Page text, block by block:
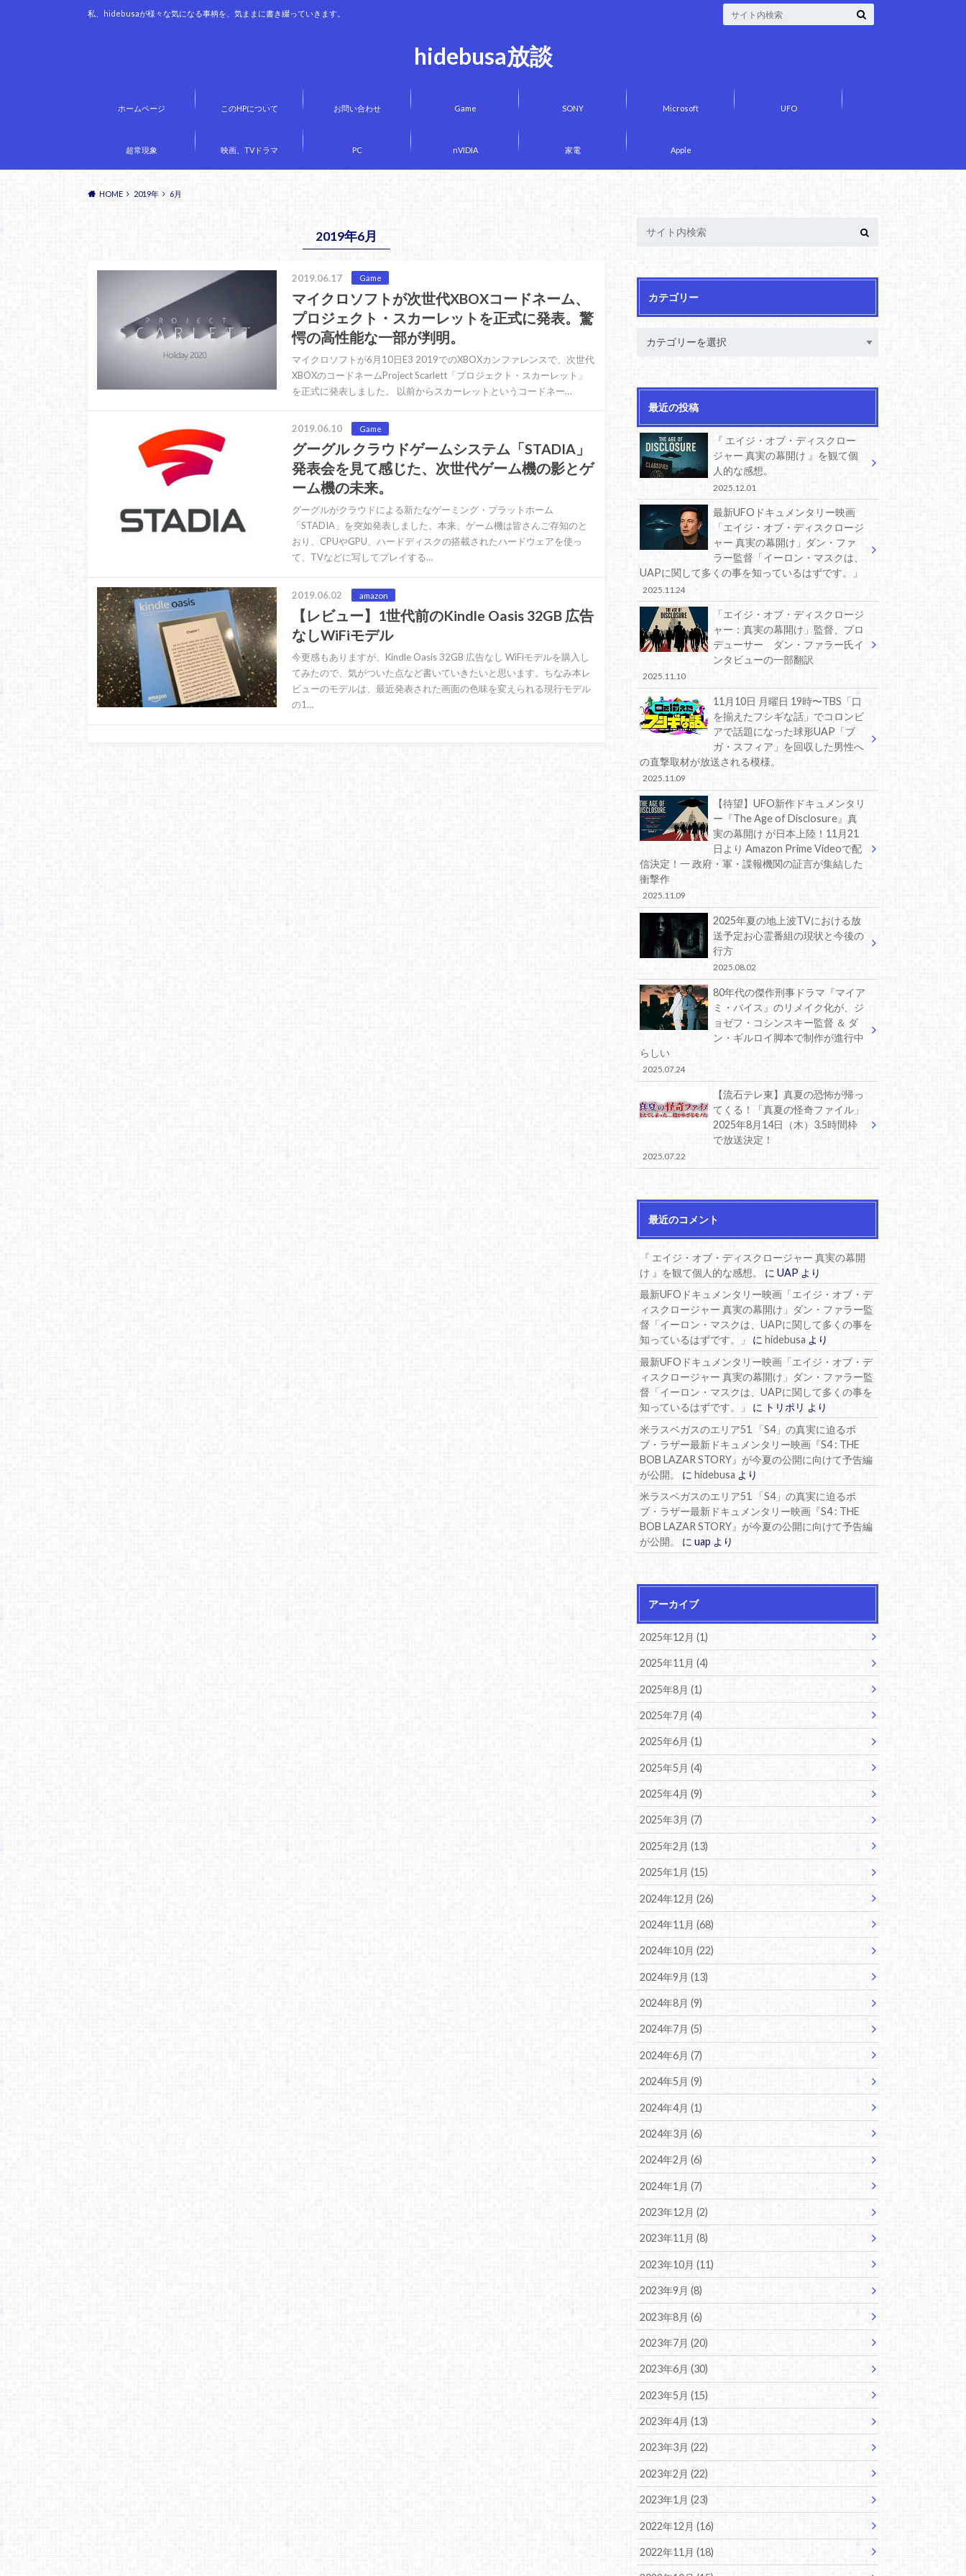
hidebusa放談
私、hidebusaが様々な気になる事柄を、気ままに書き綴っていきます。
ホームページ このHPについて お問い合わせ Game SONY Microsoft UFO
超常現象 映画、TVドラマ PC nVIDIA 家電 Apple
HOME 2019年 6月
2019年6月
2019.06.17 Game
マイクロソフトが次世代XBOXコードネーム、
プロジェクト・スカーレットを正式に発表。驚
愕の高性能な一部が判明。
マイクロソフトが6月10日E3 2019でのXBOXカンファレンスで、次世代
XBOXのコードネームProject Scarlett「プロジェクト・スカーレット」
を正式に発表しました。 以前からスカーレットというコードネー…
2019.06.10 Game
グーグル クラウドゲームシステム「STADIA」
発表会を見て感じた、次世代ゲーム機の影とゲ
ーム機の未来。
グーグルがクラウドによる新たなゲーミング・プラットホーム
「STADIA」を突如発表しました。本来、ゲーム機は皆さんご存知のと
おり、CPUやGPU、ハードディスクの搭載されたハードウェアを使っ
て、TVなどに写してプレイする…
2019.06.02 amazon
【レビュー】1世代前のKindle Oasis 32GB 広告
なしWiFiモデル
今更感もありますが、Kindle Oasis 32GB 広告なし WiFiモデルを購入し
てみたので、気がついた点など書いていきたいと思います。ちなみ本レ
ビューのモデルは、最近発表された画面の色味を変えられる現行モデル
の1…
カテゴリー
最近の投稿
『 エイジ・オブ・ディスクロー
ジャー 真実の幕開け 』を観て個
人的な感想。
2025.12.01
最新UFOドキュメンタリー映画
「エイジ・オブ・ディスクロージ
ャー 真実の幕開け」ダン・ファ
ラー監督「イーロン・マスクは、
UAPに関して多くの事を知っているはずです。」
2025.11.24
「エイジ・オブ・ディスクロージ
ャー：真実の幕開け」監督、プロ
デューサー ダン・ファラー氏イ
ンタビューの一部翻訳
2025.11.10
11月10日 月曜日 19時〜TBS「口
を揃えたフシギな話」でコロンビ
アで話題になった球形UAP「ブ
ガ・スフィア」を回収した男性へ
の直撃取材が放送される模様。
2025.11.09
【待望】UFO新作ドキュメンタリ
ー『The Age of Disclosure』真
実の幕開け が日本上陸！11月21
日より Amazon Prime Videoで配
信決定！一 政府・軍・諜報機関の証言が集結した
衝撃作
2025.11.09
2025年夏の地上波TVにおける放
送予定お心霊番組の現状と今後の
行方
2025.08.02
80年代の傑作刑事ドラマ『マイア
ミ・バイス』のリメイク化が、ジ
ョゼフ・コシンスキー監督 ＆ ダ
ン・ギルロイ脚本で制作が進行中
らしい
2025.07.24
【流石テレ東】真夏の恐怖が帰っ
てくる！「真夏の怪奇ファイル」
2025年8月14日（木）3.5時間枠
で放送決定！
2025.07.22
最近のコメント
『 エイジ・オブ・ディスクロージャー 真実の幕開
け 』を観て個人的な感想。
にUAP より
最新UFOドキュメンタリー映画「エイジ・オブ・デ
ィスクロージャー 真実の幕開け」ダン・ファラー監
督「イーロン・マスクは、UAPに関して多くの事を
知っているはずです。」
にhidebusa より
最新UFOドキュメンタリー映画「エイジ・オブ・デ
ィスクロージャー 真実の幕開け」ダン・ファラー監
督「イーロン・マスクは、UAPに関して多くの事を
知っているはずです。」
に トリポリ より
米ラスベガスのエリア51 「S4」の真実に迫るボ
ブ・ラザー最新ドキュメンタリー映画『S4 : THE
BOB LAZAR STORY』が今夏の公開に向けて予告編
が公開。
にhidebusa より
米ラスベガスのエリア51 「S4」の真実に迫るボ
ブ・ラザー最新ドキュメンタリー映画『S4 : THE
BOB LAZAR STORY』が今夏の公開に向けて予告編
が公開。
にuap より
アーカイブ
2025年12月 (1)
2025年11月 (4)
2025年8月 (1)
2025年7月 (4)
2025年6月 (1)
2025年5月 (4)
2025年4月 (9)
2025年3月 (7)
2025年2月 (13)
2025年1月 (15)
2024年12月 (26)
2024年11月 (68)
2024年10月 (22)
2024年9月 (13)
2024年8月 (9)
2024年7月 (5)
2024年6月 (7)
2024年5月 (9)
2024年4月 (1)
2024年3月 (6)
2024年2月 (6)
2024年1月 (7)
2023年12月 (2)
2023年11月 (8)
2023年10月 (11)
2023年9月 (8)
2023年8月 (6)
2023年7月 (20)
2023年6月 (30)
2023年5月 (15)
2023年4月 (13)
2023年3月 (22)
2023年2月 (22)
2023年1月 (23)
2022年12月 (16)
2022年11月 (18)